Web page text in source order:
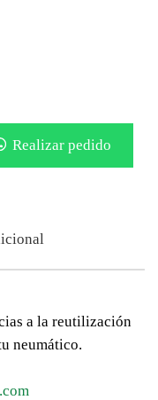
Realizar pedido
a la reutilización
neumático.